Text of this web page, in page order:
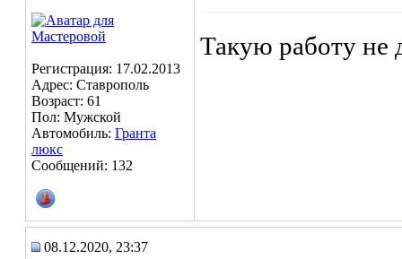
Регистрация: 17.02.2013
Адрес: Ставрополь
Возраст: 61
Пол: Мужской
Автомобиль: Гранта
люкс
Сообщений: 132
Такую работу не
08.12.2020, 23:37